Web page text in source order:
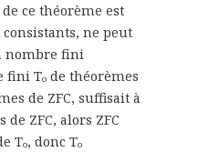
ce théorème est
consistants, ne peut
nombre fini
fini T₀ de théorèmes
de ZFC, suffisait à
ZFC, alors ZFC
T₀, donc T₀